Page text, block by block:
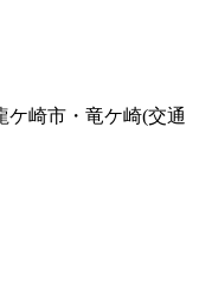
ケ崎市・竜ケ崎(交通